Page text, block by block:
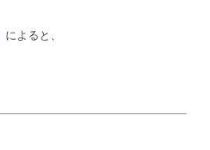
によると、